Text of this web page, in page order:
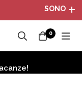
SONO ATTIVI
0